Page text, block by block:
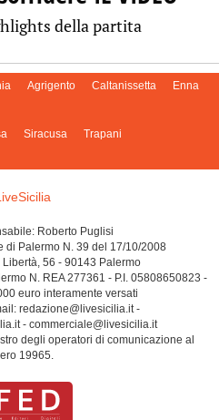
della partita
Agrigento Caltanissetta Enna
Siracusa Trapani
Roberto Puglisi
di Palermo N. 39 del 17/10/2008
56 - 90143 Palermo
N. REA 277361 - P.I. 05808650823 -
euro interamente versati
redazione@livesicilia.it -
- commerciale@livesicilia.it
degli operatori di comunicazione al
19965.